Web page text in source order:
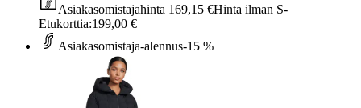
Asiakasomistajahinta 169,15 €Hinta ilman S-
Etukorttia:199,00 €
Asiakasomistaja-alennus-15 %